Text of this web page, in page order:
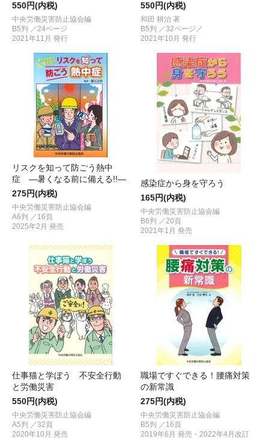
550円(内税)
中央労働災害防止協会編
B5判 ／24ページ
2021年11月 発行
550円(内税)
和田 耕治 著
B5判 ／32ページ／
2021年10月 発行
リスクを知って防ごう熱中
症 ―暑くなる前に備える!!―
275円(内税)
中央労働災害防止協会編
A6判 ／16頁
2025年2月 発売
感染症から身を守ろう
165円(内税)
中央労働災害防止協会編
B6判 ／20頁
2021年1月 発売
仕事猫と学ぼう 不安全行動
と労働災害
550円(内税)
中央労働災害防止協会編
A5判 ／32頁
2020年10月 発売
職場ですぐできる！腰痛対策
の新常識
275円(内税)
中央労働災害防止協会編
B5判 ／16頁
2019年6月 発売・2022年4月改訂